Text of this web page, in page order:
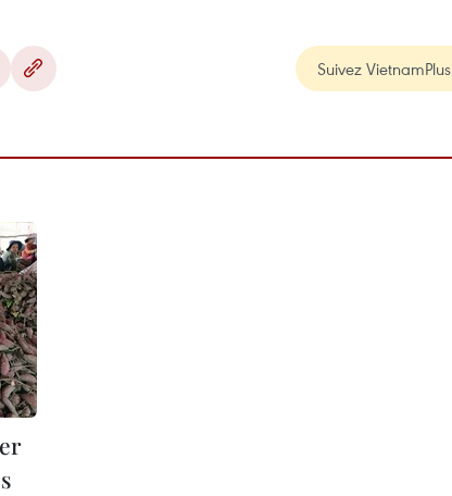
Suivez VietnamPlus